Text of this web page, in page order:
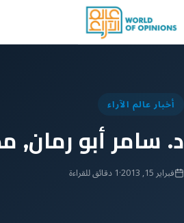
أخبار عالم الآراء
د. سامر أبو رمان,
فبراير 15, 2013 ·1 دقائق للقراءة